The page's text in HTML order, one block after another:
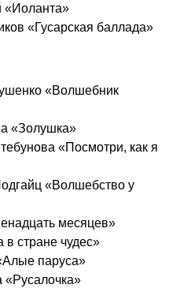
«Иоланта»
«Гусарская баллада»
«Волшебник
«Золушка»
«Посмотри, как я
«Волшебство у
месяцев»
стране чудес»
паруса»